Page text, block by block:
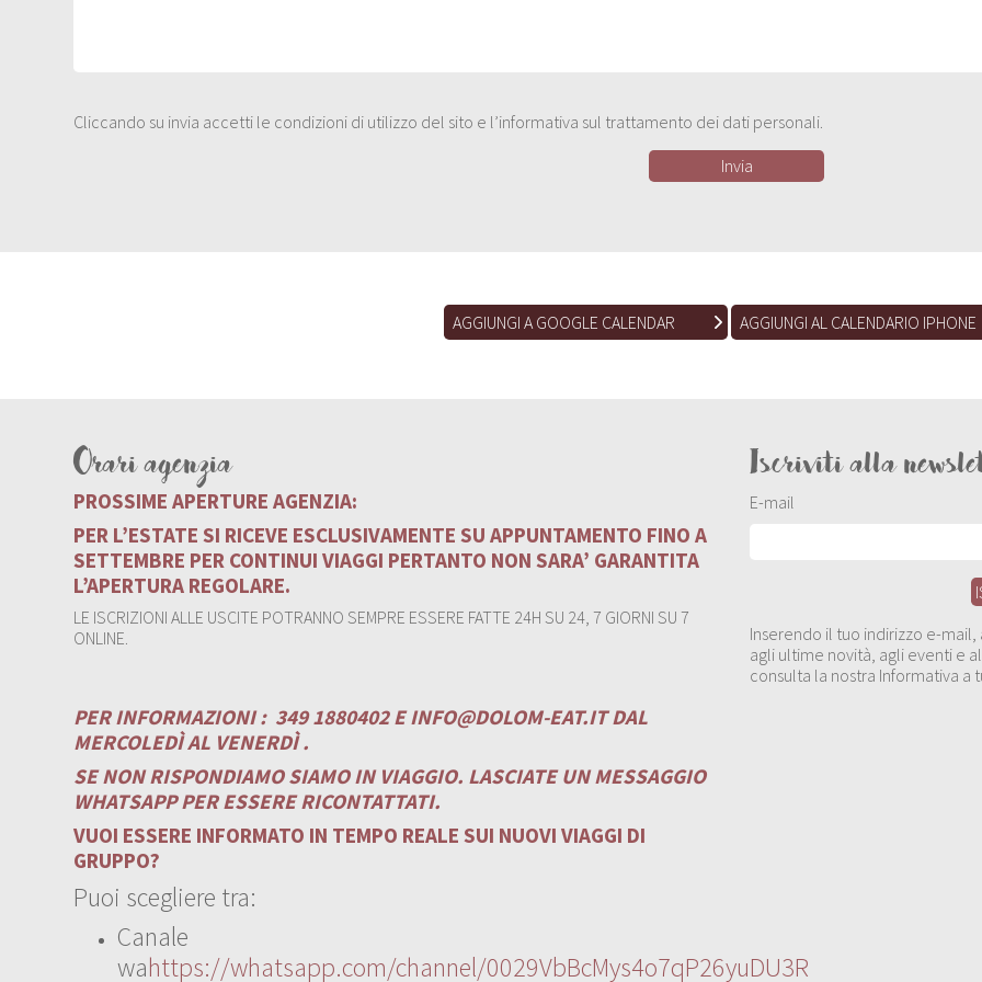
Cliccando su invia accetti le condizioni di utilizzo del sito e l’informativa sul trattamento dei dati personali.
AGGIUNGI A GOOGLE CALENDAR AGGIUNGI AL CALENDARIO IPHONE
Orari agenzia
PROSSIME APERTURE AGENZIA:
PER L’ESTATE SI RICEVE ESCLUSIVAMENTE SU APPUNTAMENTO FINO A
SETTEMBRE PER CONTINUI VIAGGI PERTANTO NON SARA’ GARANTITA
L’APERTURA REGOLARE.
LE ISCRIZIONI ALLE USCITE POTRANNO SEMPRE ESSERE FATTE 24H SU 24, 7 GIORNI SU 7
ONLINE.
PER INFORMAZIONI : 349 1880402 EINFO@DOLOM-EAT.ITDAL
MERCOLEDÌ AL VENERDÌ .
SE NON RISPONDIAMO SIAMO IN VIAGGIO. LASCIATE UN MESSAGGIO
WHATSAPP PER ESSERE RICONTATTATI.
VUOI ESSERE INFORMATO IN TEMPO REALE SUI NUOVI VIAGGI DI
GRUPPO?
Puoi scegliere tra:
Canale
wahttps://whatsapp.com/channel/0029VbBcMys4o7qP26yuDU3R
Iscriviti alla
E-mail
Inserendo il tuo indirizzo e-
agli ultime novità, agli eventi e
consulta la nostra Informativa a